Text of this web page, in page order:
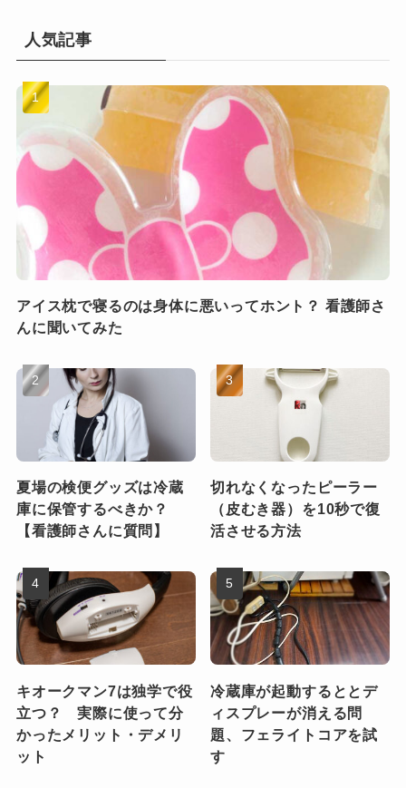
人気記事
アイス枕で寝るのは身体に悪いってホント？ 看護師さ
んに聞いてみた
夏場の検便グッズは冷蔵
庫に保管するべきか？
【看護師さんに質問】
切れなくなったピーラー
（皮むき器）を10秒で復
活させる方法
キオークマン7は独学で役
立つ？ 実際に使って分
かったメリット・デメリ
ット
冷蔵庫が起動するととデ
ィスプレーが消える問
題、フェライトコアを試
す